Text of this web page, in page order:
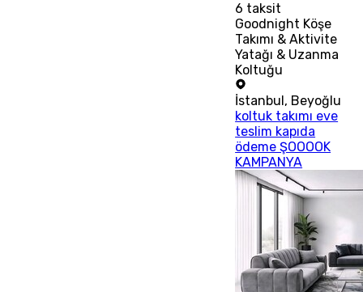
6 taksit
Goodnight Köşe
Takımı & Aktivite
Yatağı & Uzanma
Koltuğu
İstanbul , Beyoğlu
koltuk takımı eve
teslim kapıda
ödeme ŞOOOOK
KAMPANYA